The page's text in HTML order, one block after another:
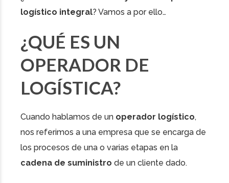
logístico integral? Vamos a por ello…
¿QUÉ ES UN
OPERADOR DE
LOGÍSTICA?
Cuando hablamos de un operador logístico,
nos referimos a una empresa que se encarga de
los procesos de una o varias etapas en la
cadena de suministro de un cliente dado.